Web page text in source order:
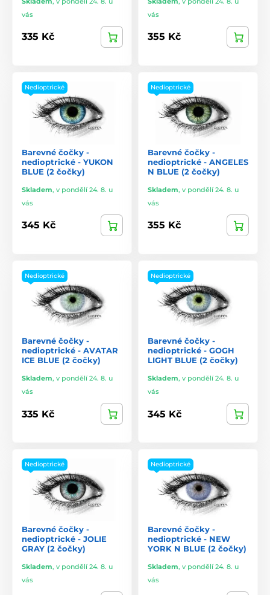
vás
335 Kč
vás
355 Kč
Nedioptrické
Barevné čočky -
nedioptrické - YUKON
BLUE (2 čočky)
Skladem, v pondělí 24. 8. u
vás
345 Kč
Nedioptrické
Barevné čočky -
nedioptrické - ANGELES
N BLUE (2 čočky)
Skladem, v pondělí 24. 8. u
vás
355 Kč
Nedioptrické
Barevné čočky -
nedioptrické - AVATAR
ICE BLUE (2 čočky)
Skladem, v pondělí 24. 8. u
vás
335 Kč
Nedioptrické
Barevné čočky -
nedioptrické - GOGH
LIGHT BLUE (2 čočky)
Skladem, v pondělí 24. 8. u
vás
345 Kč
Nedioptrické
Barevné čočky -
nedioptrické - JOLIE
GRAY (2 čočky)
Skladem, v pondělí 24. 8. u
vás
Nedioptrické
Barevné čočky -
nedioptrické - NEW
YORK N BLUE (2 čočky)
Skladem, v pondělí 24. 8. u
vás